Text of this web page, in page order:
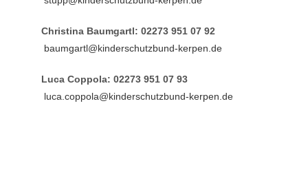
Christina Baumgartl: 02273 951 07 92
baumgartl@kinderschutzbund-kerpen.de
Luca Coppola: 02273 951 07 93
luca.coppola@kinderschutzbund-kerpen.de